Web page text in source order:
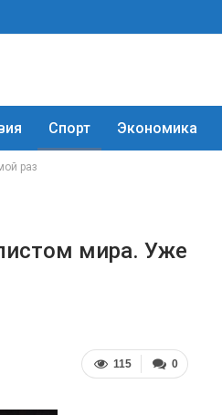
Спорт Экономика
раз
мира. Уже
0
115